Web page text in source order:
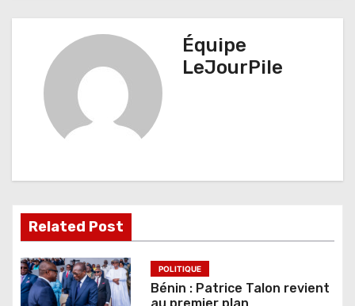
g
n
d
e
l
’
Équipe
LeJourPile
Related Post
POLITIQUE
Bénin : Patrice Talon revient